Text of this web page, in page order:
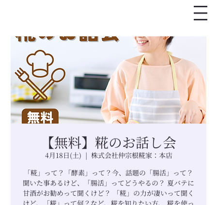
【無料】糀のお話し会
4月18日(土)
  |
株式会社仲宗根糀家：本店
「糀」って？「酵素」って？今、話題の「腸活」って？
聞いた事あるけど、「腸活」ってどうやるの？ 夏バテに
甘酒がお勧めって聞くけど？ 「糀」の力が凄いって聞く
けど、「糀」って何？など、糀を知りたい方、 糀を使っ